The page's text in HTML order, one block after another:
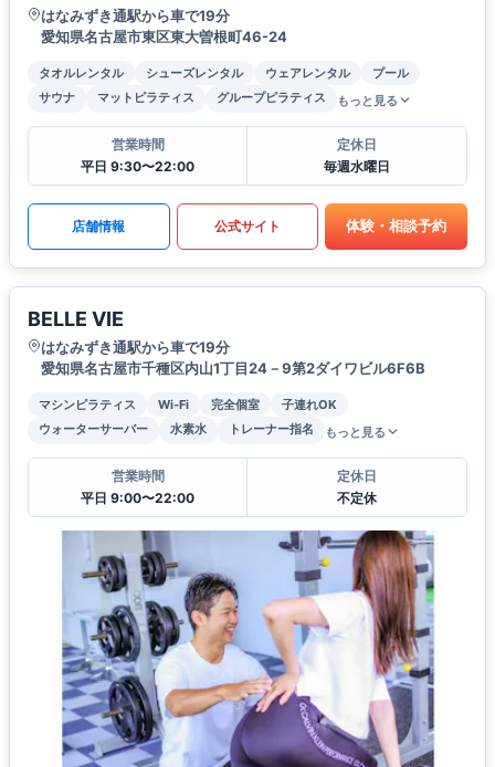
はなみずき通駅から車で19分
愛知県名古屋市東区東大曽根町46-24
タオルレンタル シューズレンタル ウェアレンタル
プール
サウナ
マットピラティス グループピラティス もっと見る
営業時間
平日 9:30〜22:00
定休日
毎週水曜日
店舗情報 公式サイト 体験・相談予約
BELLE VIE
はなみずき通駅から車で19分
愛知県名古屋市千種区内山1丁目24－9第2ダイワビル6F6B
マシンピラティス Wi-Fi 完全個室
子連れOK
ウォーターサーバー
水素水 トレーナー指名 もっと見る
営業時間
平日 9:00〜22:00
定休日
不定休